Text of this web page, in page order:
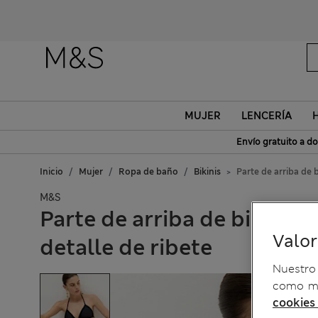
MUJER LENCERÍA
Envío gratuito a
Inicio Mujer Ropa de baño Bikinis Parte de arriba
M&S
Parte de arriba de bikini
detalle de ribete
como